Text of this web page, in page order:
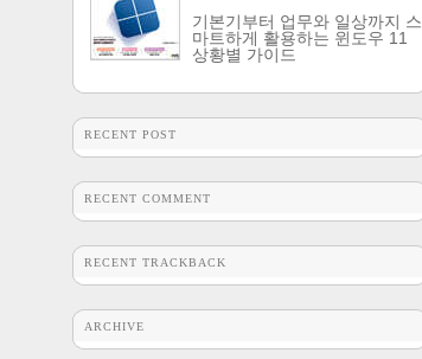
기본기부터 업무와 일상까지 스
마트하게 활용하는 윈도우 11
상황별 가이드
RECENT POST
RECENT COMMENT
RECENT TRACKBACK
ARCHIVE